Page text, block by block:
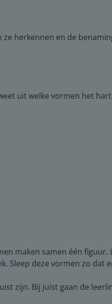
herkennen en de
uit welke vormen het
maken samen één
Sleep deze vormen zo
zijn. Bij juist gaan de